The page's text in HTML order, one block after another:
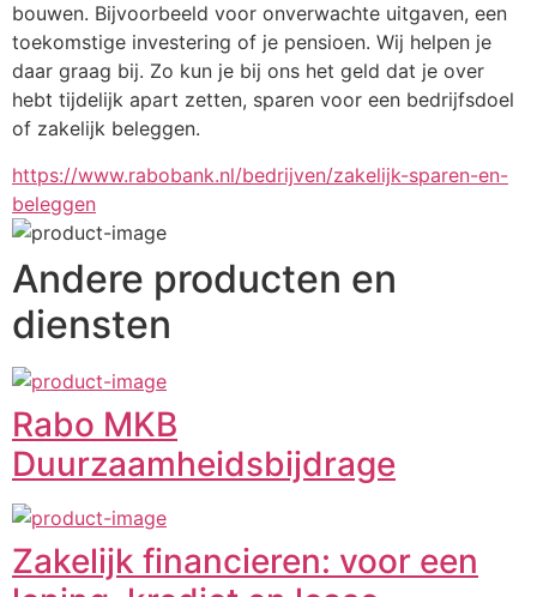
bouwen. Bijvoorbeeld voor onverwachte uitgaven, een
toekomstige investering of je pensioen. Wij helpen je
daar graag bij. Zo kun je bij ons het geld dat je over
hebt tijdelijk apart zetten, sparen voor een bedrijfsdoel
of zakelijk beleggen.
https://www.rabobank.nl/bedrijven/zakelijk-sparen-en-
beleggen
Andere producten en
diensten
Rabo MKB
Duurzaamheidsbijdrage
Zakelijk financieren: voor een